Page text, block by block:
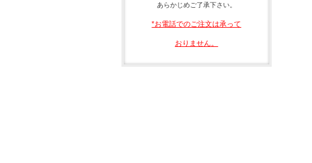
あらかじめご了承下さい。
*お電話でのご注文は承って
おりません。